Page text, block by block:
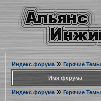
Индекс форума» Горячие Темы
Имя форума
Индекс форума» Горячие Темы